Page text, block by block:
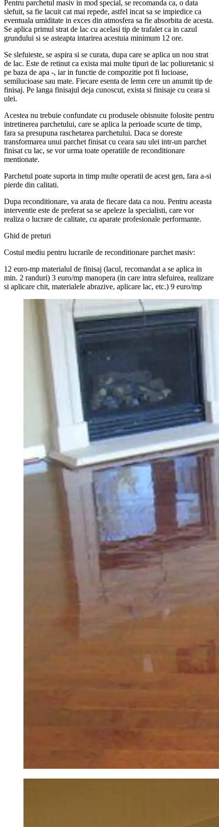
Pentru parchetul masiv in mod special, se recomanda ca, o data
slefuit, sa fie lacuit cat mai repede, astfel incat sa se impiedice ca
eventuala umiditate in exces din atmosfera sa fie absorbita de acesta.
Se aplica primul strat de lac cu acelasi tip de trafalet ca in cazul
grundului si se asteapta intarirea acestuia minimum 12 ore.
Se slefuieste, se aspira si se curata, dupa care se aplica un nou strat
de lac. Este de retinut ca exista mai multe tipuri de lac poliuretanic si
pe baza de apa -, iar in functie de compozitie pot fi lucioase,
semilucioase sau mate. Fiecare esenta de lemn cere un anumit tip de
finisaj. Pe langa finisajul deja cunoscut, exista si finisaje cu ceara si
ulei.
Acestea nu trebuie confundate cu produsele obisnuite folosite pentru
intretinerea parchetului, care se aplica la perioade scurte de timp,
fara sa presupuna raschetarea parchetului. Daca se doreste
transformarea unui parchet finisat cu ceara sau ulei intr-un parchet
finisat cu lac, se vor urma toate operatiile de reconditionare
mentionate.
Parchetul poate suporta in timp multe operatii de acest gen, fara a-si
pierde din calitati.
Dupa reconditionare, va arata de fiecare data ca nou. Pentru aceasta
interventie este de preferat sa se apeleze la specialisti, care vor
realiza o lucrare de calitate, cu aparate profesionale performante.
Ghid de preturi
Costul mediu pentru lucrarile de reconditionare parchet masiv:
12 euro-mp materialul de finisaj (lacul, recomandat a se aplica in
min. 2 randuri) 3 euro/mp manopera (in care intra slefuirea, realizare
si aplicare chit, materialele abrazive, aplicare lac, etc.) 9 euro/mp